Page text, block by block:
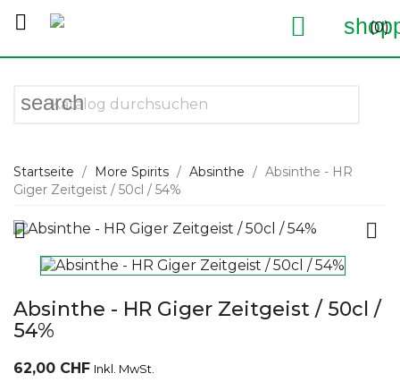
 (0)

search
Startseite More Spirits Absinthe
Absinthe - HR
Giger Zeitgeist / 50cl / 54%
 
Absinthe - HR Giger Zeitgeist / 50cl /
54%
62,00 CHF Inkl. MwSt.